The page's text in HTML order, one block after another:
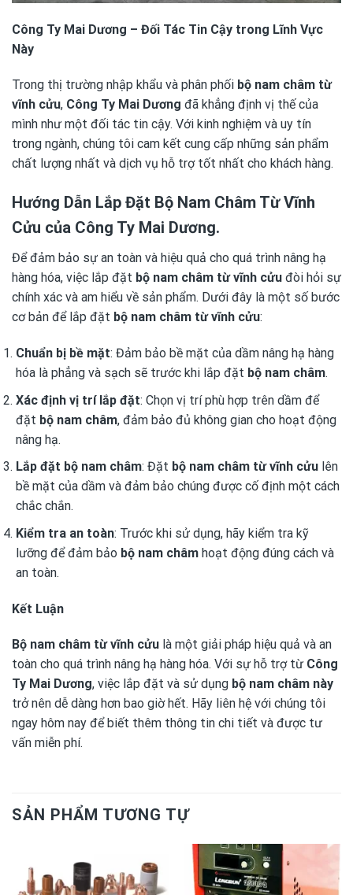
Công Ty Mai Dương – Đối Tác Tin Cậy trong Lĩnh Vực
Này
Trong thị trường nhập khẩu và phân phối bộ nam châm từ
vĩnh cửu, Công Ty Mai Dương đã khẳng định vị thế của
mình như một đối tác tin cậy. Với kinh nghiệm và uy tín
trong ngành, chúng tôi cam kết cung cấp những sản phẩm
chất lượng nhất và dịch vụ hỗ trợ tốt nhất cho khách hàng.
Hướng Dẫn Lắp Đặt Bộ Nam Châm Từ Vĩnh
Cửu của Công Ty Mai Dương.
Để đảm bảo sự an toàn và hiệu quả cho quá trình nâng hạ
hàng hóa, việc lắp đặt bộ nam châm từ vĩnh cửu đòi hỏi sự
chính xác và am hiểu về sản phẩm. Dưới đây là một số bước
cơ bản để lắp đặt bộ nam châm từ vĩnh cửu:
Chuẩn bị bề mặt: Đảm bảo bề mặt của dầm nâng hạ hàng
hóa là phẳng và sạch sẽ trước khi lắp đặt bộ nam châm.
Xác định vị trí lắp đặt: Chọn vị trí phù hợp trên dầm để
đặt bộ nam châm, đảm bảo đủ không gian cho hoạt động
nâng hạ.
Lắp đặt bộ nam châm: Đặt bộ nam châm từ vĩnh cửulên
bề mặt của dầm và đảm bảo chúng được cố định một cách
chắc chắn.
Kiểm tra an toàn: Trước khi sử dụng, hãy kiểm tra kỹ
lưỡng để đảm bảo bộ nam châmhoạt động đúng cách và
an toàn.
Kết Luận
Bộ nam châm từ vĩnh cửu là một giải pháp hiệu quả và an
toàn cho quá trình nâng hạ hàng hóa. Với sự hỗ trợ từ Công
Ty Mai Dương, việc lắp đặt và sử dụng bộ nam châm này
trở nên dễ dàng hơn bao giờ hết. Hãy liên hệ với chúng tôi
ngay hôm nay để biết thêm thông tin chi tiết và được tư
vấn miễn phí.
SẢN PHẨM TƯƠNG TỰ